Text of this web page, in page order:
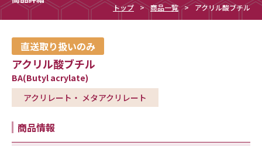
トップ 商品一覧 アクリル酸ブチル
直送取り扱いのみ
アクリル酸ブチル
BA(Butyl acrylate)
アクリレート・ メタアクリレート
商品情報